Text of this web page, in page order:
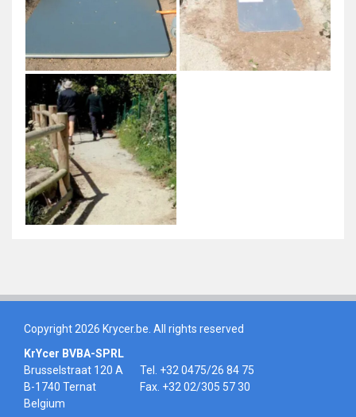
Copyright 2026 Krycer.be. All rights reserved
KrYcer BVBA-SPRL
Brusselstraat 120 A
B-1740 Ternat
Belgium
Tel. +32 0475/26 84 75
Fax. +32 02/305 57 30